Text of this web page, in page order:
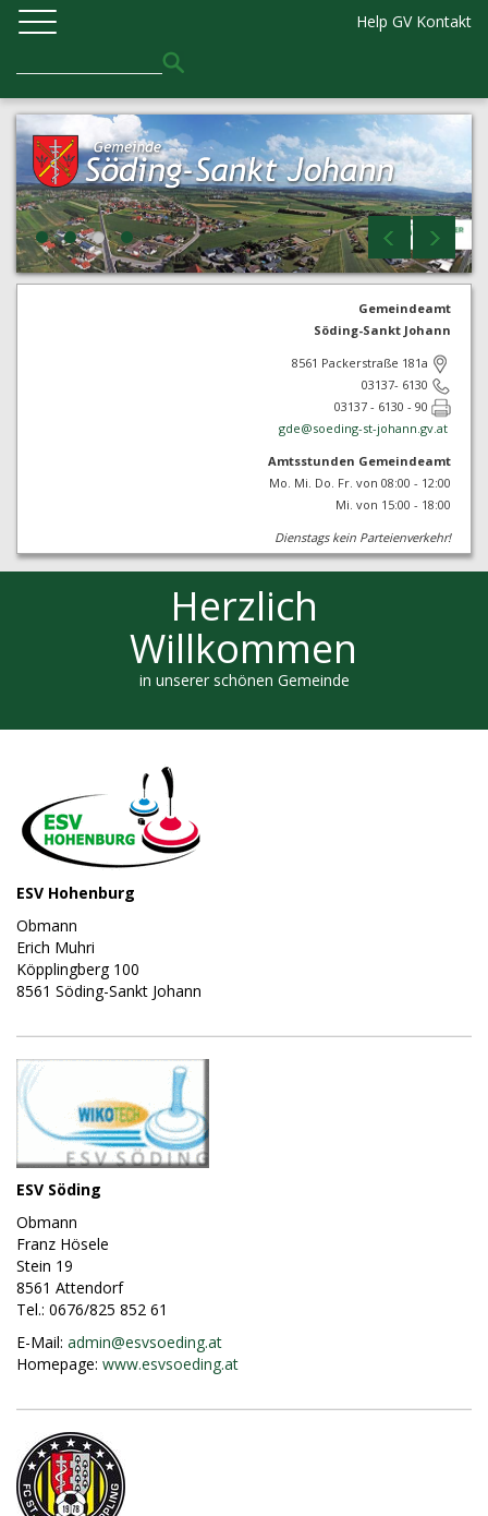
Help GV Kontakt
Gemeindeamt
Söding-Sankt Johann
8561 Packerstraße 181a
03137- 6130
03137 - 6130 - 90
gde@soeding-st-johann.gv.at
Amtsstunden Gemeindeamt
Mo. Mi. Do. Fr. von 08:00 - 12:00
Mi. von 15:00 - 18:00
Dienstags kein Parteienverkehr!
Herzlich
Willkommen
in unserer schönen Gemeinde
ESV Hohenburg
Obmann
Erich Muhri
Köpplingberg 100
8561 Söding-Sankt Johann
ESV Söding
Obmann
Franz Hösele
Stein 19
8561 Attendorf
Tel.: 0676/825 852 61
E-Mail: admin@esvsoeding.at
Homepage: www.esvsoeding.at